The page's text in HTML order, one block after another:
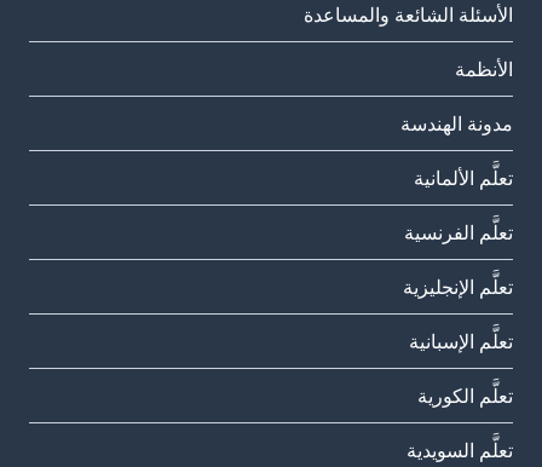
الأسئلة الشائعة والمساعدة
الأنظمة
مدونة الهندسة
تعلَّم الألمانية
تعلَّم الفرنسية
تعلَّم الإنجليزية
تعلَّم الإسبانية
تعلَّم الكورية
تعلَّم السويدية